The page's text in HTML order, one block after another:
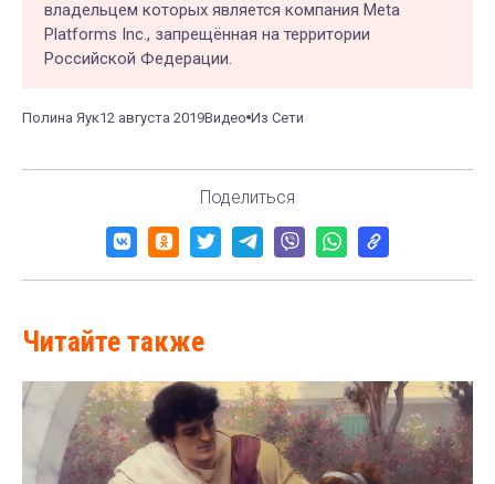
владельцем которых является компания Meta
Platforms Inc., запрещённая на территории
Российской Федерации.
Полина Яук12 августа 2019Видео Из Сети
Поделиться
Читайте также